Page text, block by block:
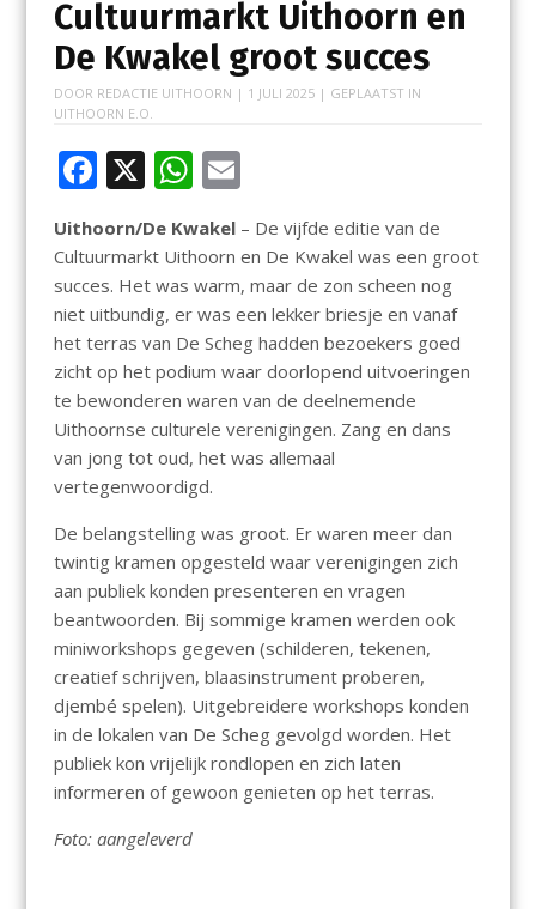
Cultuurmarkt Uithoorn en
De Kwakel groot succes
DOOR REDACTIE UITHOORN | 1 JULI 2025| GEPLAATST IN
UITHOORN E.O.
F
e
b
o
o
k
X W
h
at
s
A
p
p
E
ai
l
Uithoorn/De Kwakel– De vijfde editie van de
Cultuurmarkt Uithoorn en De Kwakel was een groot
succes. Het was warm, maar de zon scheen nog
niet uitbundig, er was een lekker briesje en vanaf
het terras van De Scheg hadden bezoekers goed
zicht op het podium waar doorlopend uitvoeringen
te bewonderen waren van de deelnemende
Uithoornse culturele verenigingen. Zang en dans
van jong tot oud, het was allemaal
vertegenwoordigd.
De belangstelling was groot. Er waren meer dan
twintig kramen opgesteld waar verenigingen zich
aan publiek konden presenteren en vragen
beantwoorden. Bij sommige kramen werden ook
miniworkshops gegeven (schilderen, tekenen,
creatief schrijven, blaasinstrument proberen,
djembé spelen). Uitgebreidere workshops konden
in de lokalen van De Scheg gevolgd worden. Het
publiek kon vrijelijk rondlopen en zich laten
informeren of gewoon genieten op het terras.
Foto: aangeleverd